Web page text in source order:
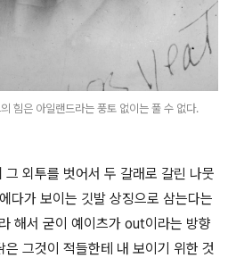
힘은 아일랜드라는 풍토 없이는 풀 수 없다.
그 외투를 벗어서 두 갈래로 갈린 나뭇
다가 보이는 깃발 상징으로 삼는다는
해서 굳이 예이츠가 out이라는 방향
그것이 적들한테 내 보이기 위한 것